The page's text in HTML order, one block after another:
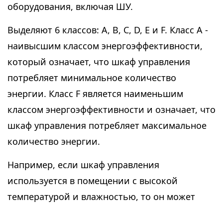
оборудования, включая ШУ.
Выделяют 6 классов: A, B, C, D, E и F. Класс A -
наивысшим классом энергоэффективности,
который означает, что шкаф управления
потребляет минимальное количество
энергии. Класс F является наименьшим
классом энергоэффективности и означает, что
шкаф управления потребляет максимальное
количество энергии.
Например, если шкаф управления
используется в помещении с высокой
температурой и влажностью, то он может